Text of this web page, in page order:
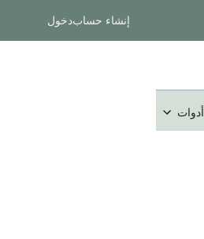
إنشاء حسابدخول
أدوات